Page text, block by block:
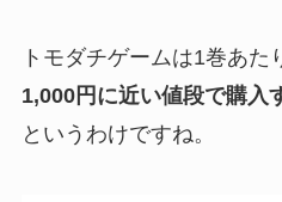
トモダチゲームは1巻あた
1,000円に近い値段で購入
というわけですね。